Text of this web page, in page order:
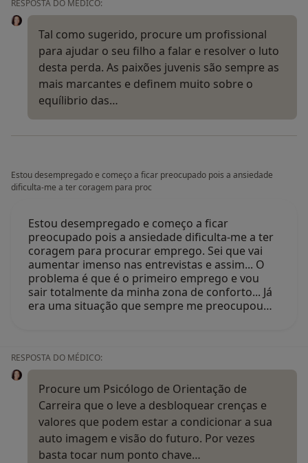
RESPOSTA DO MÉDICO:
Tal como sugerido, procure um profissional
para ajudar o seu filho a falar e resolver o luto
desta perda. As paixões juvenis são sempre as
mais marcantes e definem muito sobre o
equílibrio das…
Estou desempregado e começo a ficar preocupado pois a ansiedade
dificulta-me a ter coragem para proc
Estou desempregado e começo a ficar
preocupado pois a ansiedade dificulta-me a ter
coragem para procurar emprego. Sei que vai
aumentar imenso nas entrevistas e assim... O
problema é que é o primeiro emprego e vou
sair totalmente da minha zona de conforto... Já
era uma situação que sempre me preocupou…
RESPOSTA DO MÉDICO:
Procure um Psicólogo de Orientação de
Carreira que o leve a desbloquear crenças e
valores que podem estar a condicionar a sua
auto imagem e visão do futuro. Por vezes
basta tocar num ponto chave…